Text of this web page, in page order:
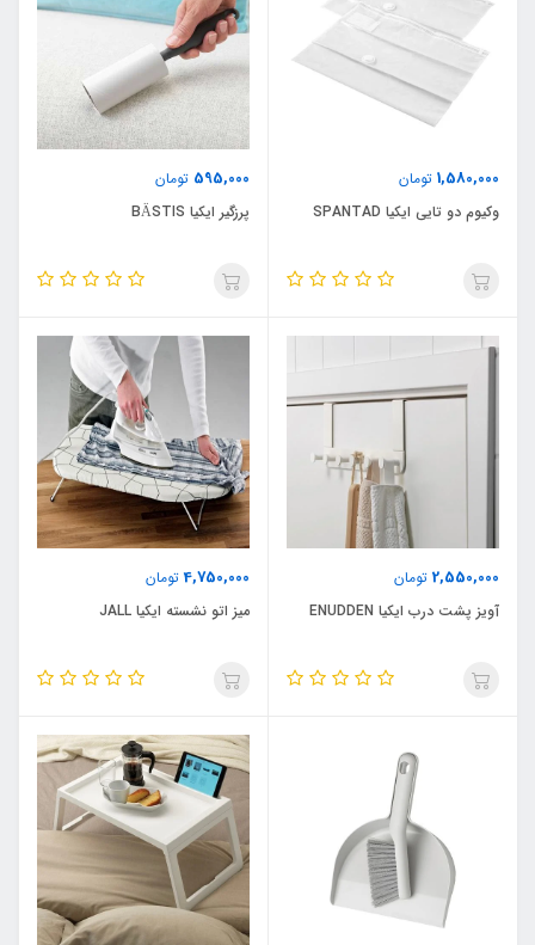
1,580,000 تومان
وکیوم دو تایی ایکیا SPANTAD
595,000 تومان
پرزگیر ایکیا BÄSTIS
2,550,000 تومان
آویز پشت درب ایکیا ENUDDEN
4,750,000تومان
میز اتو نشسته ایکیا JALL